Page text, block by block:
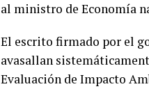
al ministro de Economía
El escrito firmado por el
avasallan
Evaluación de Impacto